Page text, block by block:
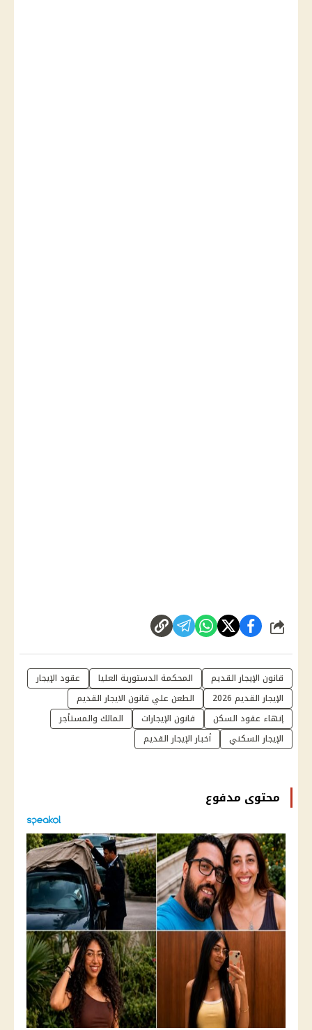
شارك
قانون الإيجار القديم المحكمة الدستورية العليا
عقود الإيجار
الإيجار القديم 2026
الطعن علي قانون الايجار القديم
إنهاء عقود السكن
قانون الإيجارات
المالك والمستأجر
الإيجار السكني
أخبار الإيجار القديم
محتوى مدفوع